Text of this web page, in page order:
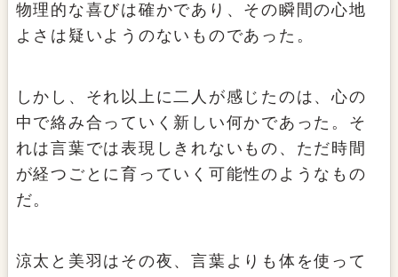
物理的な喜びは確かであり、その瞬間の心地
よさは疑いようのないものであった。
しかし、それ以上に二人が感じたのは、心の
中で絡み合っていく新しい何かであった。そ
れは言葉では表現しきれないもの、ただ時間
が経つごとに育っていく可能性のようなもの
だ。
涼太と美羽はその夜、言葉よりも体を使って